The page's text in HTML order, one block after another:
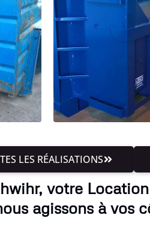
LES RÉALISATIONS
votre
agissons à vos